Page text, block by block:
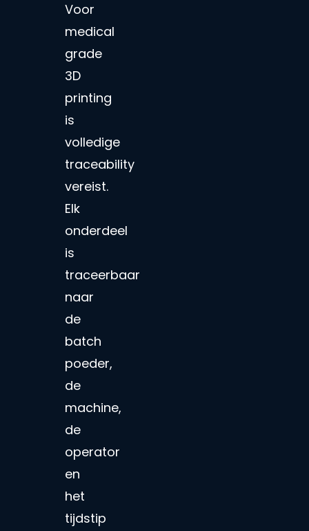
Voor
medical
grade
3D
printing
is
volledige
traceability
vereist.
Elk
onderdeel
is
traceerbaar
naar
de
batch
poeder,
de
machine,
de
operator
en
het
tijdstip